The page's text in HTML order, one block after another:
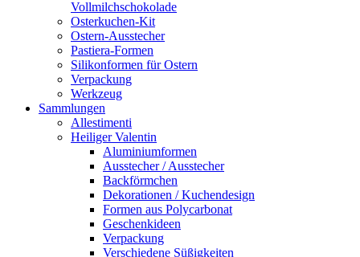
Vollmilchschokolade
Osterkuchen-Kit
Ostern-Ausstecher
Pastiera-Formen
Silikonformen für Ostern
Verpackung
Werkzeug
Sammlungen
Allestimenti
Heiliger Valentin
Aluminiumformen
Ausstecher / Ausstecher
Backförmchen
Dekorationen / Kuchendesign
Formen aus Polycarbonat
Geschenkideen
Verpackung
Verschiedene Süßigkeiten